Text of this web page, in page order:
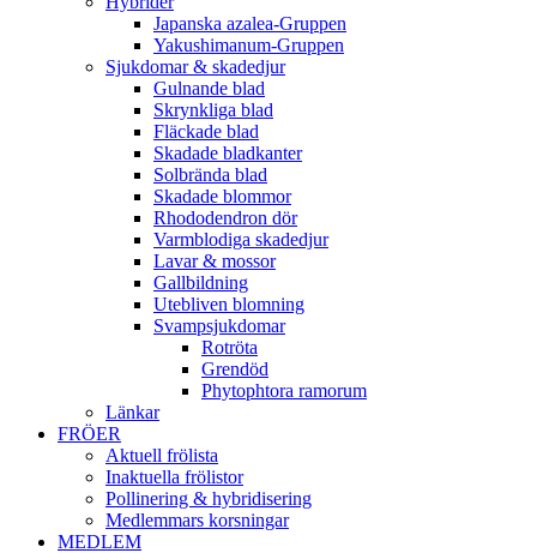
Japanska azalea-Gruppen
Yakushimanum-Gruppen
Sjukdomar & skadedjur
Gulnande blad
Skrynkliga blad
Fläckade blad
Skadade bladkanter
Solbrända blad
Skadade blommor
Rhododendron dör
Varmblodiga skadedjur
Lavar & mossor
Gallbildning
Utebliven blomning
Svampsjukdomar
Rotröta
Grendöd
Phytophtora ramorum
Länkar
FRÖER
Aktuell frölista
Inaktuella frölistor
Pollinering & hybridisering
Medlemmars korsningar
MEDLEM